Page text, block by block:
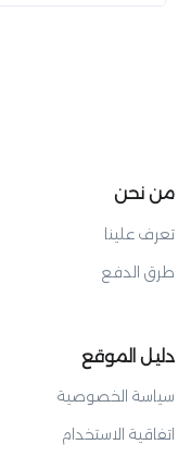
من نحن
تعرف علينا
طرق الدفع
دليل الموقع
سياسة الخصوصية
اتفاقية الاستخدام